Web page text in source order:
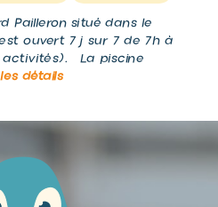
Pailleron situé dans le
ouvert 7j sur 7 de 7h à
activités). La piscine
les détails